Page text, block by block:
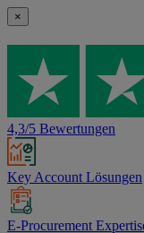
×
4,3/5 Bewertungen
Key Account Lösungen
E-Procurement